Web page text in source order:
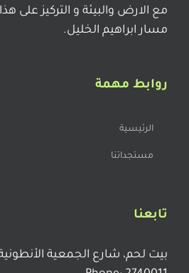
مع الارض والبيئة و التركيز على
مسار ابراهيم الخليل.
روابط مهمة
الرئيسية
مستجداتنا
تابعنا
بيت لحم، شارع الجمعية